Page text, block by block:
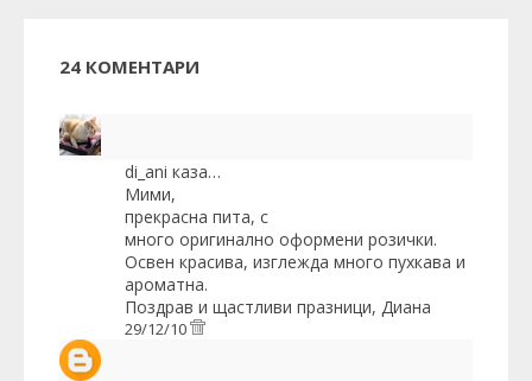
24 КОМЕНТАРИ
di_ani каза…
Мими,
прекрасна пита, с
много оригинално оформени розички.
Освен красива, изглежда много пухкава и
ароматна.
Поздрав и щастливи празници, Диана
29/12/10